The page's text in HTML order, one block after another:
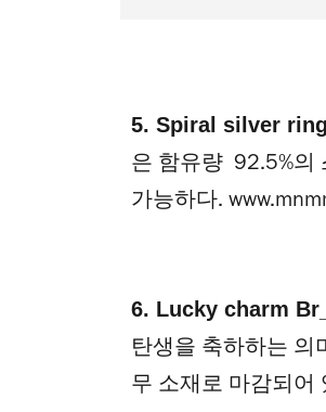
5. Spiral silver
은 함유량 92.5%의
가능하다.
6. Lucky charm
탄생을 축하하는 의
무 소재로 마감되어